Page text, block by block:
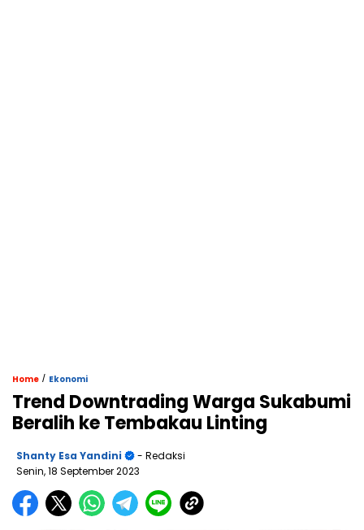
Home / Ekonomi
Trend Downtrading Warga Sukabumi
Beralih ke Tembakau Linting
Shanty Esa Yandini
- Redaksi
Senin, 18 September 2023